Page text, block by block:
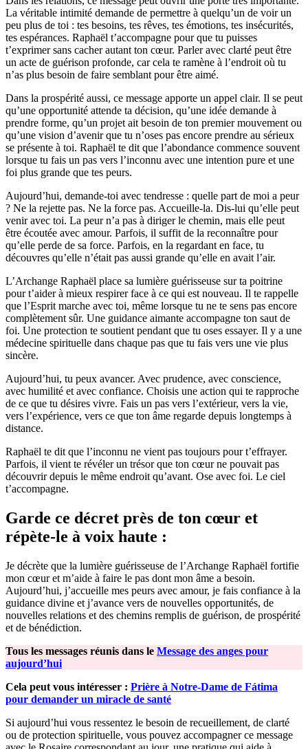
La véritable intimité demande de permettre à quelqu’un de voir un
peu plus de toi : tes besoins, tes rêves, tes émotions, tes insécurités,
tes espérances. Raphaël t’accompagne pour que tu puisses
t’exprimer sans cacher autant ton cœur. Parler avec clarté peut être
un acte de guérison profonde, car cela te ramène à l’endroit où tu
n’as plus besoin de faire semblant pour être aimé.
Dans la prospérité aussi, ce message apporte un appel clair. Il se peut
qu’une opportunité attende ta décision, qu’une idée demande à
prendre forme, qu’un projet ait besoin de ton premier mouvement ou
qu’une vision d’avenir que tu n’oses pas encore prendre au sérieux
se présente à toi. Raphaël te dit que l’abondance commence souvent
lorsque tu fais un pas vers l’inconnu avec une intention pure et une
foi plus grande que tes peurs.
Aujourd’hui, demande-toi avec tendresse : quelle part de moi a peur
? Ne la rejette pas. Ne la force pas. Accueille-la. Dis-lui qu’elle peut
venir avec toi. La peur n’a pas à diriger le chemin, mais elle peut
être écoutée avec amour. Parfois, il suffit de la reconnaître pour
qu’elle perde de sa force. Parfois, en la regardant en face, tu
découvres qu’elle n’était pas aussi grande qu’elle en avait l’air.
L’Archange Raphaël place sa lumière guérisseuse sur ta poitrine
pour t’aider à mieux respirer face à ce qui est nouveau. Il te rappelle
que l’Esprit marche avec toi, même lorsque tu ne te sens pas encore
complètement sûr. Une guidance aimante accompagne ton saut de
foi. Une protection te soutient pendant que tu oses essayer. Il y a une
médecine spirituelle dans chaque pas que tu fais vers une vie plus
sincère.
Aujourd’hui, tu peux avancer. Avec prudence, avec conscience,
avec humilité et avec confiance. Choisis une action qui te rapproche
de ce que tu désires vivre. Fais un pas vers l’extérieur, vers la vie,
vers l’expérience, vers ce que ton âme regarde depuis longtemps à
distance.
Raphaël te dit que l’inconnu ne vient pas toujours pour t’effrayer.
Parfois, il vient te révéler un trésor que ton cœur ne pouvait pas
découvrir depuis le même endroit qu’avant. Ose avec foi. Le ciel
t’accompagne.
Garde ce décret près de ton cœur et
répète-le à voix haute :
Je décrète que la lumière guérisseuse de l’Archange Raphaël fortifie
mon cœur et m’aide à faire le pas dont mon âme a besoin.
Aujourd’hui, j’accueille mes peurs avec amour, je fais confiance à la
guidance divine et j’avance vers de nouvelles opportunités, de
nouvelles relations et des chemins remplis de guérison, de prospérité
et de bénédiction.
Tous les messages réunis dans le Message des anges pour
aujourd’hui
Cela peut vous intéresser : Prière à Notre-Dame de Fátima
pour demander un miracle de santé
Si aujourd’hui vous ressentez le besoin de recueillement, de clarté
ou de protection spirituelle, vous pouvez accompagner ce message